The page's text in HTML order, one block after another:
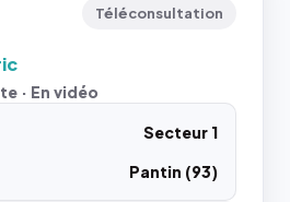
Téléconsultation
· En vidéo
Secteur 1
Pantin (93)